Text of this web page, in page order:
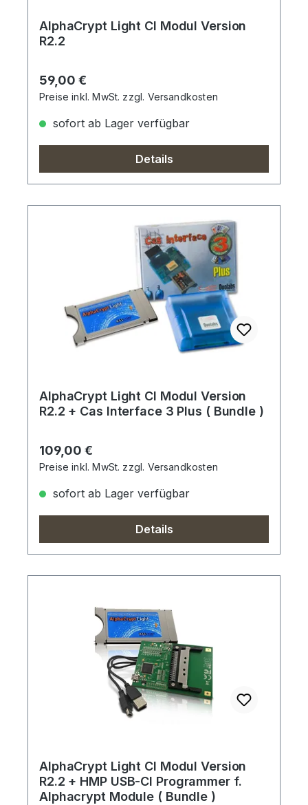
AlphaCrypt Light CI Modul Version
R2.2
Regulärer Preis:
59,00 €
Preise inkl. MwSt. zzgl. Versandkosten
sofort ab Lager verfügbar
Details
AlphaCrypt Light CI Modul Version
R2.2 + Cas Interface 3 Plus ( Bundle )
Regulärer Preis:
109,00 €
Preise inkl. MwSt. zzgl. Versandkosten
sofort ab Lager verfügbar
Details
AlphaCrypt Light CI Modul Version
R2.2 + HMP USB-CI Programmer f.
Alphacrypt Module ( Bundle )